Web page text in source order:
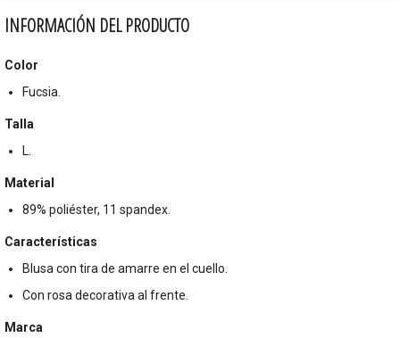
INFORMACIÓN DEL PRODUCTO
Color
Fucsia.
Talla
L.
Material
89% poliéster, 11 spandex.
Características
Blusa con tira de amarre en el cuello.
Con rosa decorativa al frente.
Marca